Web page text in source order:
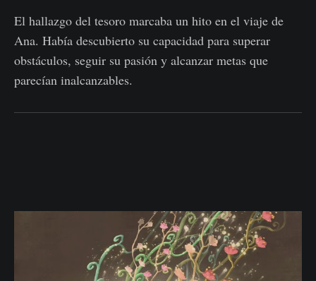
El hallazgo del tesoro marcaba un hito en el viaje de
Ana. Había descubierto su capacidad para superar
obstáculos, seguir su pasión y alcanzar metas que
parecían inalcanzables.